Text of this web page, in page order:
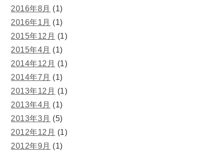
2016年8月 (1)
2016年1月 (1)
2015年12月 (1)
2015年4月 (1)
2014年12月 (1)
2014年7月 (1)
2013年12月 (1)
2013年4月 (1)
2013年3月 (5)
2012年12月 (1)
2012年9月 (1)